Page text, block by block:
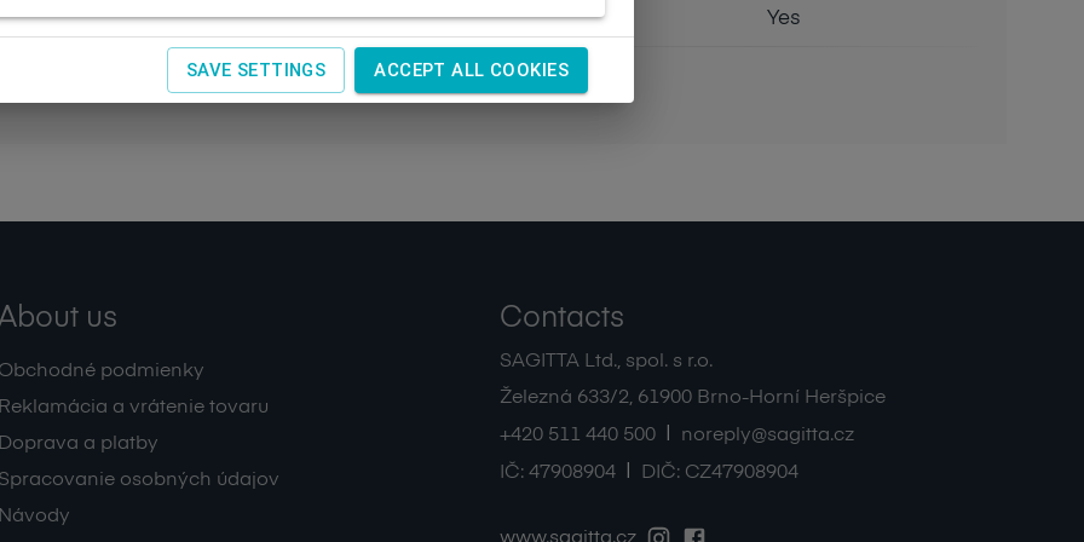
Flex Yes
us
podmienky
a vrátenie tovaru
a platby
osobných údajov
Contacts
SAGITTA Ltd., spol. s r.o.
Železná 633/2, 61900 Brno-Horní Heršpice
+420 511 440 500
noreply@sagitta.cz
IČ: 47908904 DIČ: CZ47908904
SAVE SETTINGS ACCEPT ALL COOKIES